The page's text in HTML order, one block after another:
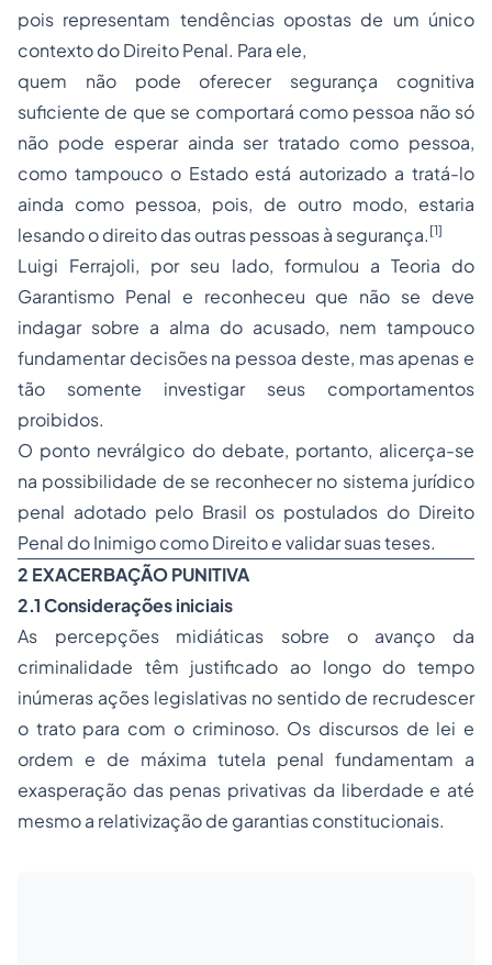
pois representam tendências opostas de um único
contexto do Direito Penal. Para ele,
quem não pode oferecer segurança cognitiva
suficiente de que se comportará como pessoa não só
não pode esperar ainda ser tratado como pessoa,
como tampouco o Estado está autorizado a tratá-lo
ainda como pessoa, pois, de outro modo, estaria
lesando o direito das outras pessoas à segurança. [1]
Luigi Ferrajoli, por seu lado, formulou a Teoria do
Garantismo Penal e reconheceu que não se deve
indagar sobre a alma do acusado, nem tampouco
fundamentar decisões na pessoa deste, mas apenas e
tão somente investigar seus comportamentos
proibidos.
O ponto nevrálgico do debate, portanto, alicerça-se
na possibilidade de se reconhecer no sistema jurídico
penal adotado pelo Brasil os postulados do Direito
Penal do Inimigo como Direito e validar suas teses.
2 EXACERBAÇÃO PUNITIVA
2.1 Considerações iniciais
As percepções midiáticas sobre o avanço da
criminalidade têm justificado ao longo do tempo
inúmeras ações legislativas no sentido de recrudescer
o trato para com o criminoso. Os discursos de lei e
ordem e de máxima tutela penal fundamentam a
exasperação das penas privativas da liberdade e até
mesmo a relativização de garantias constitucionais.